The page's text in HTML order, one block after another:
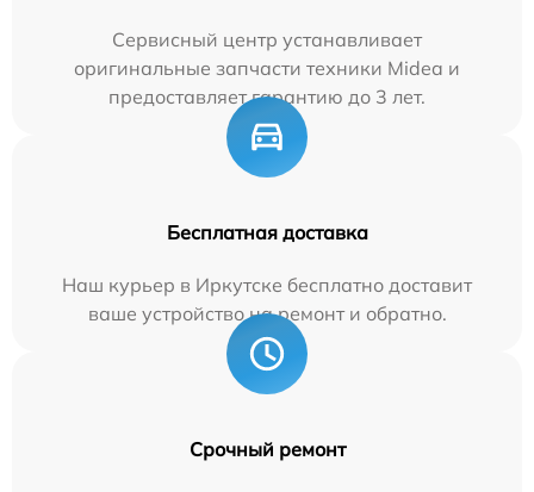
Сервисный центр устанавливает
оригинальные запчасти техники Midea и
предоставляет гарантию до 3 лет.
Бесплатная доставка
Наш курьер в Иркутске бесплатно доставит
ваше устройство на ремонт и обратно.
Срочный ремонт